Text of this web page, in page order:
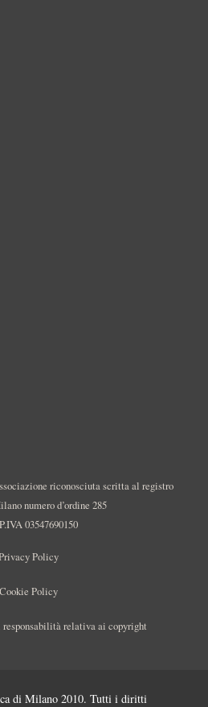
riconosciuta scritta al registro
numero d’ordine 285
03547690150
Policy
Cookie Policy
responsabilità relativa ai copyright
di Milano 2010. Tutti i diritti